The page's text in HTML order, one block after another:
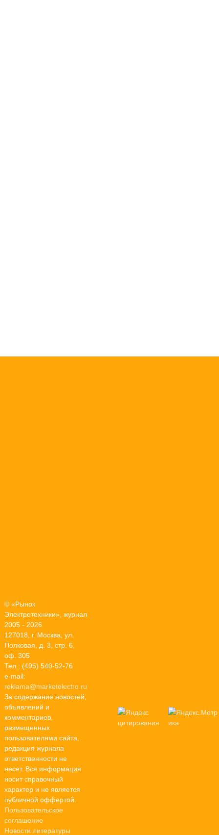
© «Рынок
Электротехники», журнал
2005 - 2026
127018, г. Москва, ул.
Полковая, д. 3, стр. 6,
оф. 305
Тел.: (495) 540-52-76
e-mail:
reklama@marketelectro.ru
За содержание новостей,
объявлений и
комментариев,
размещенных
пользователями сайта,
редакция журнала
ответственности не
несет. Вся информация
носит справочный
характер и не является
публичной оффертой.
Пользовательское
соглашение
Новости литературы